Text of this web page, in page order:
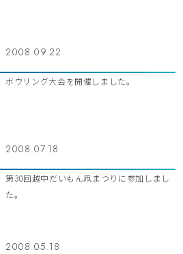
2008.09.22
ボウリング大会を開催しました。
2008.07.18
第30回越中だいもん凧まつりに参加しまし
た。
2008.05.18